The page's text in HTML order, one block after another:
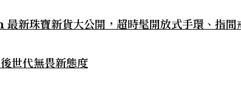
新珠寶新貨大公開，超時髦開放式手環、指間
世代無畏新態度